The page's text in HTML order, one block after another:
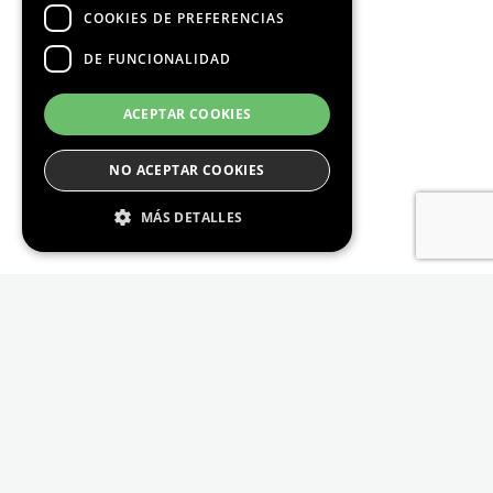
COOKIES DE PREFERENCIAS
DE FUNCIONALIDAD
ACEPTAR COOKIES
NO ACEPTAR COOKIES
MÁS DETALLES